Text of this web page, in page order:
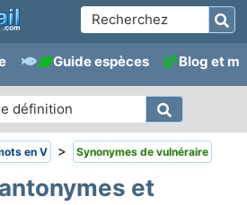
Guide espèces Blog et
en V > Synonymes de vulnéraire
et